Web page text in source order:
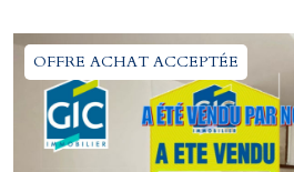
OFFRE ACHAT ACCEPTÉE